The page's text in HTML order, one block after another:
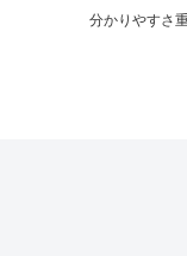
分かりやすさ